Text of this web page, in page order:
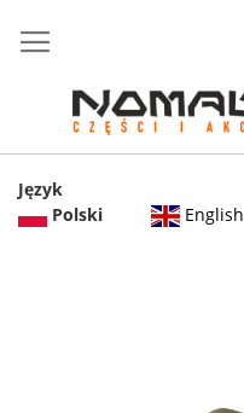
Język
Polski
English